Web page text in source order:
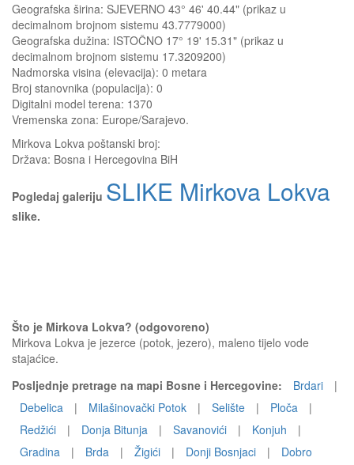
Geografska širina: SJEVERNO 43° 46' 40.44" (prikaz u
decimalnom brojnom sistemu 43.7779000)
Geografska dužina: ISTOČNO 17° 19' 15.31" (prikaz u
decimalnom brojnom sistemu 17.3209200)
Nadmorska visina (elevacija): 0 metara
Broj stanovnika (populacija): 0
Digitalni model terena: 1370
Vremenska zona: Europe/Sarajevo.
Mirkova Lokva poštanski broj:
Država: Bosna i Hercegovina BiH
Pogledaj galeriju SLIKE Mirkova Lokva
slike.
Što je Mirkova Lokva? (odgovoreno)
Mirkova Lokva je jezerce (potok, jezero), maleno tijelo vode
stajaćice.
Posljednje pretrage na mapi Bosne i Hercegovine:
Brdari
|
Debelica
| Milašinovački Potok | Selište | Ploča
|
Redžići
| Donja Bitunja | Savanovići | Konjuh
|
Gradina
| Brda | Žigići | Donji Bosnjaci | Dobro